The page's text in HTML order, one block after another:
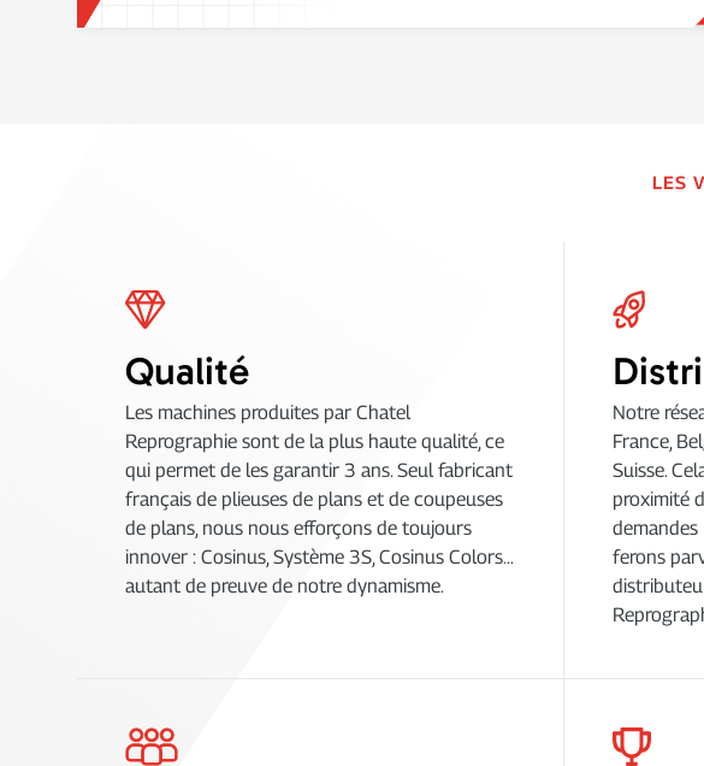
LES
Qualité
Les machines produites par Chatel
Reprographie sont de la plus haute qualité, ce
qui permet de les garantir 3 ans. Seul fabricant
français de plieuses de plans et de coupeuses
de plans, nous nous efforçons de toujours
innover : Cosinus, Système 3S, Cosinus Colors…
autant de preuve de notre dynamisme.
Notre
France,
Suisse.
proximité
ferons